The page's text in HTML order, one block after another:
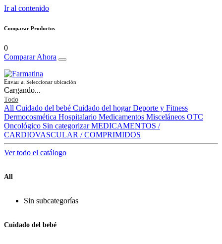
Ir al contenido
Comparar Productos
0
Comparar Ahora
Enviar a: Seleccionar ubicación
Cargando...
Todo
All Cuidado del bebé Cuidado del hogar Deporte y Fitness
Dermocosmética Hospitalario Medicamentos Misceláneos OTC
Oncológico Sin categorizar MEDICAMENTOS /
CARDIOVASCULAR / COMPRIMIDOS
Ver todo el catálogo
All
Sin subcategorías
Cuidado del bebé